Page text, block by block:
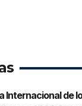
Internacional de